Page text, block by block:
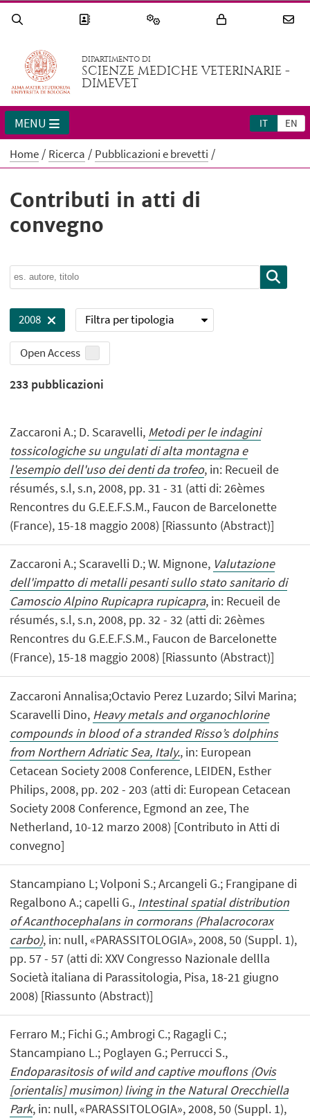
DIPARTIMENTO DI
SCIENZE MEDICHE VETERINARIE -
DIMEVET
IT EN
MENU
Home Ricerca Pubblicazioni e brevetti
Contributi in atti di
convegno
2008 Filtra per tipologia
Open Access
233 pubblicazioni
Zaccaroni A.; D. Scaravelli, Metodi per le indagini
tossicologiche su ungulati di alta montagna e
l'esempio dell'uso dei denti da trofeo, in: Recueil de
résumés, s.l, s.n, 2008, pp. 31 - 31 (atti di: 26èmes
Rencontres du G.E.E.F.S.M., Faucon de Barcelonette
(France), 15-18 maggio 2008) [Riassunto (Abstract)]
Zaccaroni A.; Scaravelli D.; W. Mignone, Valutazione
dell'impatto di metalli pesanti sullo stato sanitario di
Camoscio Alpino Rupicapra rupicapra, in: Recueil de
résumés, s.l, s.n, 2008, pp. 32 - 32 (atti di: 26èmes
Rencontres du G.E.E.F.S.M., Faucon de Barcelonette
(France), 15-18 maggio 2008) [Riassunto (Abstract)]
Zaccaroni Annalisa;Octavio Perez Luzardo; Silvi Marina;
Scaravelli Dino, Heavy metals and organochlorine
compounds in blood of a stranded Risso’s dolphins
from Northern Adriatic Sea, Italy., in: European
Cetacean Society 2008 Conference, LEIDEN, Esther
Philips, 2008, pp. 202 - 203 (atti di: European Cetacean
Society 2008 Conference, Egmond an zee, The
Netherland, 10-12 marzo 2008) [Contributo in Atti di
convegno]
Stancampiano L; Volponi S.; Arcangeli G.; Frangipane di
Regalbono A.; capelli G., Intestinal spatial distribution
of Acanthocephalans in cormorans (Phalacrocorax
carbo), in: null, «PARASSITOLOGIA», 2008, 50 (Suppl. 1),
pp. 57 - 57 (atti di: XXV Congresso Nazionale dellla
Società italiana di Parassitologia, Pisa, 18-21 giugno
2008) [Riassunto (Abstract)]
Ferraro M.; Fichi G.; Ambrogi C.; Ragagli C.;
Stancampiano L.; Poglayen G.; Perrucci S.,
Endoparasitosis of wild and captive mouflons (Ovis
[orientalis] musimon) living in the Natural Orecchiella
Park, in: null, «PARASSITOLOGIA», 2008, 50 (Suppl. 1),